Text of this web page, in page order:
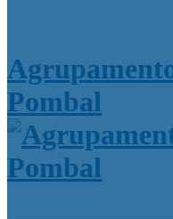
Pombal